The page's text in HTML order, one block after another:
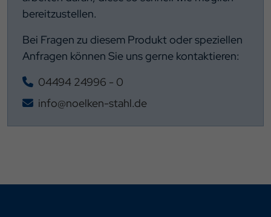
bereitzustellen.
Bei Fragen zu diesem Produkt oder speziellen
Anfragen können Sie uns gerne kontaktieren:
04494 24996 - 0
info@noelken-stahl.de